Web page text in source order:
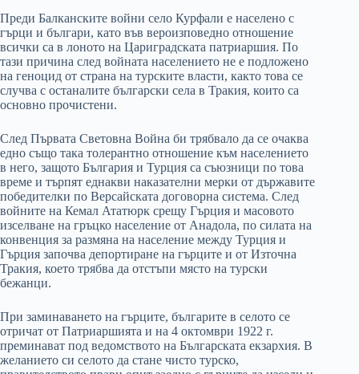
Преди Балканските войни село Курфали е населено с
гърци и българи, като във вероизповедно отношение
всички са в лоното на Цариградската патриаршия. По
тази причина след войната населението не е подложено
на геноцид от страна на турските власти, както това се
случва с останалите български села в Тракия, които са
основно прочистени.
След Първата Световна Война би трябвало да се очаква
едно също така толерантно отношение към населението
в него, защото България и Турция са съюзници по това
време и търпят еднакви наказателни мерки от държавите
победителки по Версайската договорна система. След
войните на Кемал Ататюрк срещу Гърция и масовото
изселване на гръцко население от Анадола, по силата на
конвенция за размяна на население между Турция и
Гърция започва депортиране на гърците и от Източна
Тракия, което трябва да отстъпи място на турски
бежанци.
При заминаването на гърците, българите в селото се
отричат от Патриаршията и на 4 октомври 1922 г.
преминават под ведомството на Българската екзархия. В
желанието си селото да стане чисто турско,